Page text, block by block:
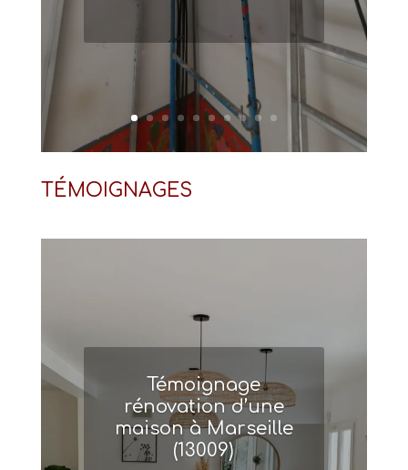
TÉMOIGNAGES
Témoignage
rénovation d’une
maison à Marseille
(13009)